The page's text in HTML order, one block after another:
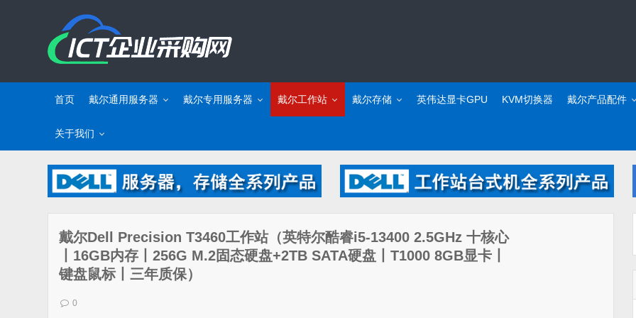
首页 戴尔通用服务器 戴尔专用服务器 戴尔工作站 戴尔存储 英伟达显卡GPU KVM切换器 戴尔产品配件
关于我们
戴尔Dell Precision T3460工作站（英特尔酷睿i5-13400 2.5GHz 十核心
丨16GB内存丨256G M.2固态硬盘+2TB SATA硬盘丨T1000 8GB显卡丨
键盘鼠标丨三年质保）
0